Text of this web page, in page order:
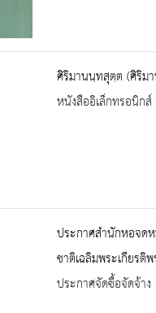
ศิริมานนฺทสุตฺต (ศิริ
หนังสืออิเล็กทรอนิกส์
ประกาศสำนักหอจด
ชาติเฉลิมพระเกียรติ
ประกาศจัดซื้อจัดจ้าง